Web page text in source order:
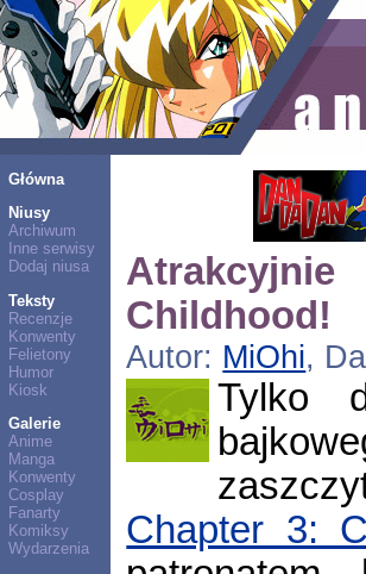
Główna
Niusy
Archiwum
Inne serwisy
Dodaj niusa
Teksty
Recenzje
Konwenty
Felietony
Humor
Kiosk
Galerie
Anime
Manga
Konwenty
Cosplay
Fanarty
Komiksy
Wydarzenia
Childhood!
Autor: MiOhi,
Tylko
Chapter 3: